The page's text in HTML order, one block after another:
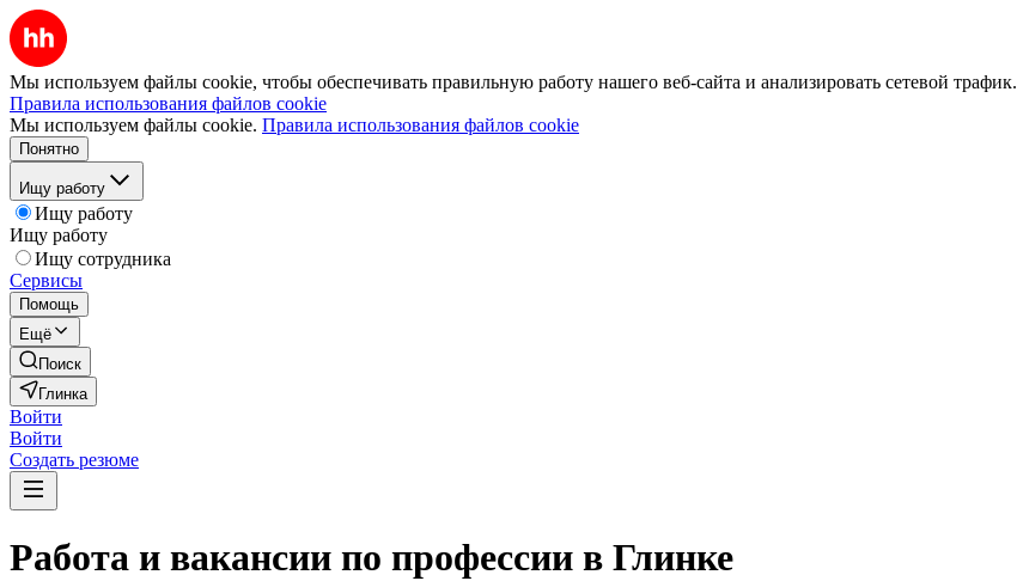
Мы используем файлы cookie, чтобы обеспечивать правильную работу нашего веб-сайта и анализировать сетевой трафик.
Правила использования файлов cookie
Мы используем файлы cookie. Правила использования файлов cookie
Понятно
Ищу работу
Ищу работу
Ищу работу
Ищу сотрудника
Сервисы
Помощь
Ещё
Поиск
Глинка
Войти
Войти
Создать резюме
Работа и вакансии по профессии в Глинке